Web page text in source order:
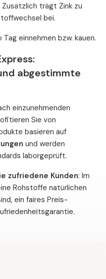
trägt Zink zu
bei.
Tag einnehmen bzw. kauen.
abgestimmte
einzunehmenden
Sie von
basieren auf
und werden
laborgeprüft.
zufriedene Kunden: Im
Rohstoffe natürlichen
ein faires Preis-